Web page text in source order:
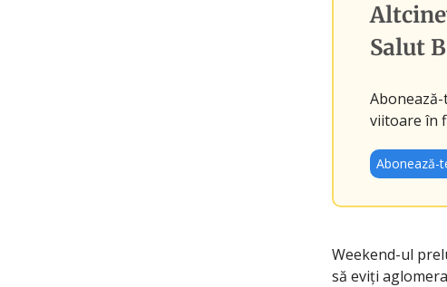
Salut
viitoare în
Abonează-
Weekend-ul
să eviți